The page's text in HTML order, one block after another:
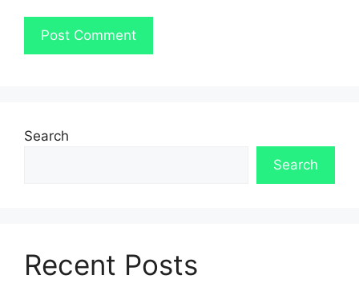
Search
Search
Recent Posts